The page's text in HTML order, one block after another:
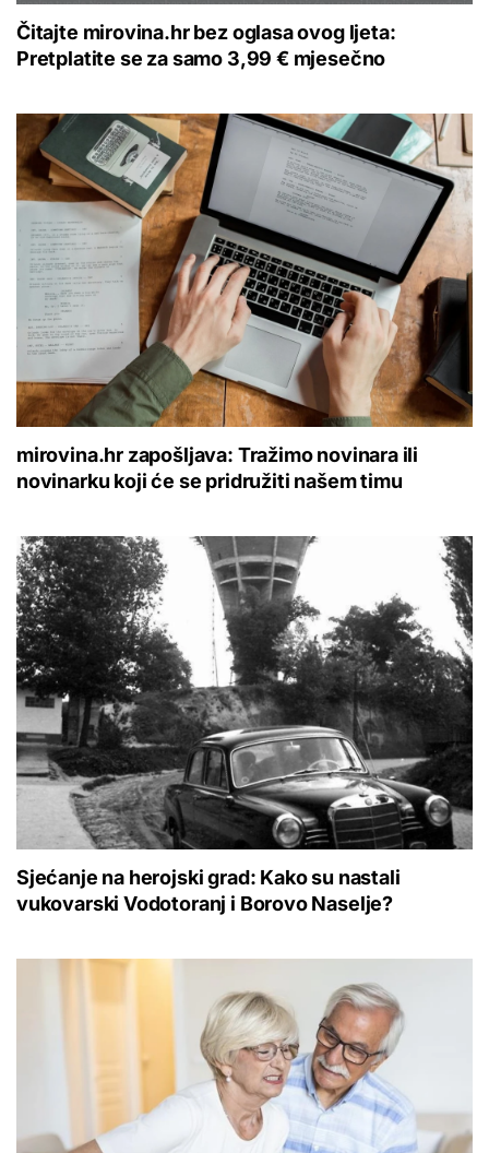
Čitajte mirovina.hr bez oglasa ovog ljeta:
Pretplatite se za samo 3,99 € mjesečno
mirovina.hr zapošljava: Tražimo novinara ili
novinarku koji će se pridružiti našem timu
Sjećanje na herojski grad: Kako su nastali
vukovarski Vodotoranj i Borovo Naselje?